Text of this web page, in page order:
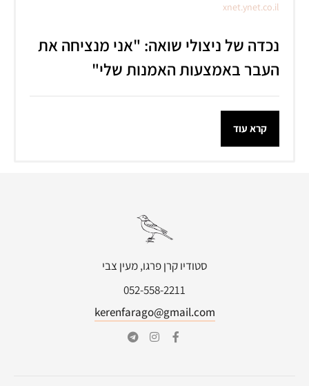
xnet.ynet.co.il
נכדה של ניצולי שואה: "אני מנציחה את
העבר באמצעות האמנות שלי"
קרא עוד
סטודיו קרן פרגו, מעין צבי
052-558-2211
kerenfarago@gmail.com